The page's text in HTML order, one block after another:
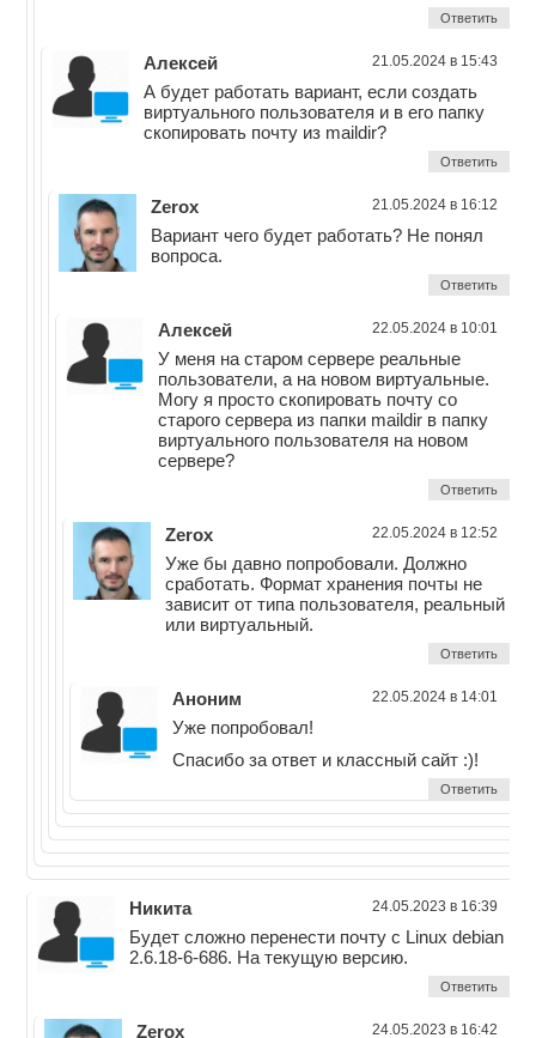
Ответить
Алексей 21.05.2024 в 15:43
А будет работать вариант, если создать
виртуального пользователя и в его папку
скопировать почту из maildir?
Ответить
Zerox 21.05.2024 в 16:12
Вариант чего будет работать? Не понял
вопроса.
Ответить
Алексей 22.05.2024 в 10:01
У меня на старом сервере реальные
пользователи, а на новом виртуальные.
Могу я просто скопировать почту со
старого сервера из папки maildir в папку
виртуального пользователя на новом
сервере?
Ответить
Zerox 22.05.2024 в 12:52
Уже бы давно попробовали. Должно
сработать. Формат хранения почты не
зависит от типа пользователя, реальный
или виртуальный.
Ответить
Аноним 22.05.2024 в 14:01
Уже попробовал!
Спасибо за ответ и классный сайт :)!
Ответить
Никита 24.05.2023 в 16:39
Будет сложно перенести почту с Linux debian
2.6.18-6-686. На текущую версию.
Ответить
Zerox 24.05.2023 в 16:42